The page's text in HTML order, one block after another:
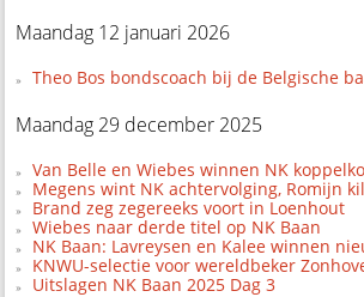
Maandag 12 januari 2026
Theo Bos bondscoach bij de Belgische
Maandag 29 december 2025
Van Belle en Wiebes winnen NK
Megens wint NK achtervolging, Romijn
Brand zeg zegereeks voort in Loenhout
Wiebes naar derde titel op NK Baan
NK Baan: Lavreysen en Kalee winnen
KNWU-selectie voor wereldbeker
Uitslagen NK Baan 2025 Dag 3